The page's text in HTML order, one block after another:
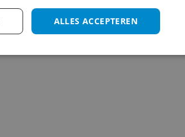
ALLES ACCEPTEREN